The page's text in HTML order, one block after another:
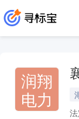
润翔
电力